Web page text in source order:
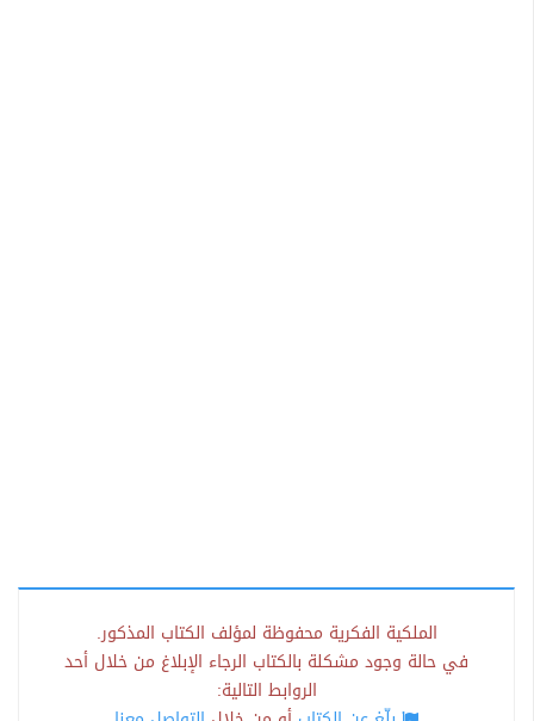
الملكية الفكرية محفوظة لمؤلف الكتاب المذكور.
في حالة وجود مشكلة بالكتاب الرجاء الإبلاغ من خلال أحد
الروابط التالية: